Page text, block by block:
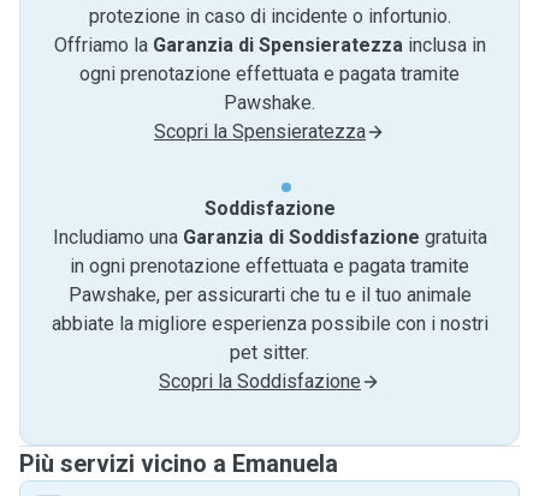
protezione in caso di incidente o infortunio.
Offriamo la Garanzia di Spensieratezzainclusa in
ogni prenotazione effettuata e pagata tramite
Pawshake.
Scopri la Spensieratezza
Soddisfazione
Includiamo una Garanzia di Soddisfazione gratuita
in ogni prenotazione effettuata e pagata tramite
Pawshake, per assicurarti che tu e il tuo animale
abbiate la migliore esperienza possibile con i nostri
pet sitter.
Scopri la Soddisfazione
Più servizi vicino a Emanuela